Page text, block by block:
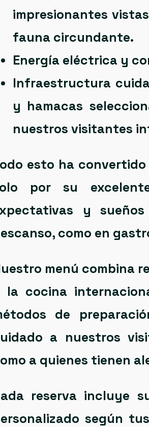
impresionantes
fauna circundante.
Energía eléctrica y
Infraestructura
y hamacas
nuestros visitantes
esto ha
por su
y sueños
, como en
menú combina
la cocina
de
a nuestros
a quienes tienen
reserva incluye
según